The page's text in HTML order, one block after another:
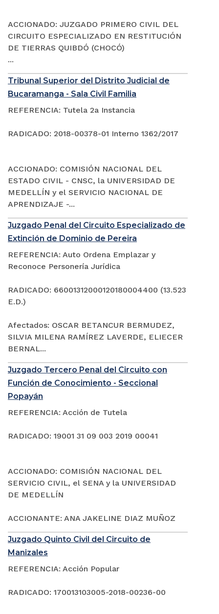
ACCIONADO: JUZGADO PRIMERO CIVIL DEL
CIRCUITO ESPECIALIZADO EN RESTITUCIÓN
DE TIERRAS QUIBDÓ (CHOCÓ)
...
Tribunal Superior del Distrito Judicial de
Bucaramanga - Sala Civil Familia
REFERENCIA: Tutela 2a Instancia
RADICADO: 2018-00378-01 Interno 1362/2017
ACCIONADO: COMISIÓN NACIONAL DEL
ESTADO CIVIL - CNSC, la UNIVERSIDAD DE
MEDELLÍN y el SERVICIO NACIONAL DE
APRENDIZAJE -...
Juzgado Penal del Circuito Especializado de
Extinción de Dominio de Pereira
REFERENCIA: Auto Ordena Emplazar y
Reconoce Personería Jurídica
RADICADO: 66001312000120180004400 (13.523
E.D.)
Afectados: OSCAR BETANCUR BERMUDEZ,
SILVIA MILENA RAMÍREZ LAVERDE, ELIECER
BERNAL...
Juzgado Tercero Penal del Circuito con
Función de Conocimiento - Seccional
Popayán
REFERENCIA: Acción de Tutela
RADICADO: 19001 31 09 003 2019 00041
ACCIONADO: COMISIÓN NACIONAL DEL
SERVICIO CIVIL, el SENA y la UNIVERSIDAD
DE MEDELLÍN
ACCIONANTE: ANA JAKELINE DIAZ MUÑOZ
Juzgado Quinto Civil del Circuito de
Manizales
REFERENCIA: Acción Popular
RADICADO: 170013103005-2018-00236-00